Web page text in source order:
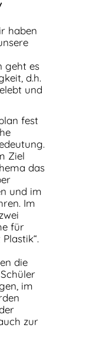
haben
geht es
d.h.
und
fest
Ziel
das
und im
Im
für
die
im
zur